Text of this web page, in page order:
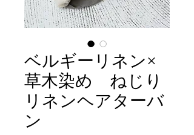
ベルギーリネン×
草木染め ねじり
リネンヘアターバ
ン